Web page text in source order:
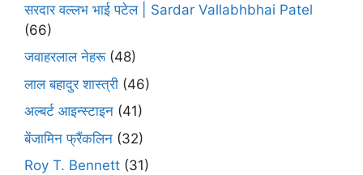
सरदार वल्लभ भाई पटेल | Sardar Vallabhbhai Patel
(66)
जवाहरलाल नेहरू(48)
लाल बहादुर शास्त्री (46)
अल्बर्ट आइन्स्टाइन (41)
बेंजामिन फ्रैंकलिन (32)
Roy T. Bennett (31)